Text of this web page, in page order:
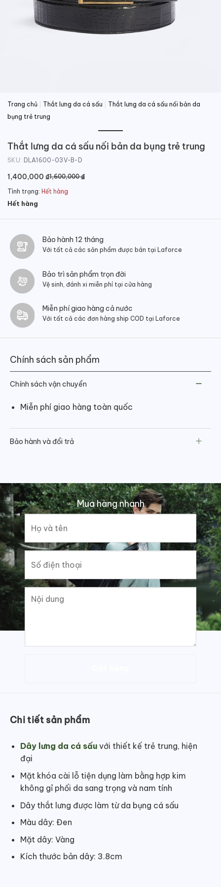
Trang chủ Thắt lưng da cá sấu
Thắt lưng da cá sấu nối bản da
bụng trẻ trung
Thắt lưng da cá sấu nối bản da bụng trẻ trung
SKU: DLA1600-03V-B-D
1,600,000₫
Giá
gốc
là:
1,600,000 ₫.
1,400,000 ₫
Giá
hiện
tại
1,400,000 ₫.
Tình trạng: Hết hàng
Hết hàng
Bảo hành 12 tháng
Với tất cả các sản phẩm được bán tại Laforce
Bảo trì sản phẩm trọn đời
Vệ sinh, đánh xi miễn phí tại cửa hàng
Miễn phí giao hàng cả nước
Với tất cả các đơn hàng ship COD tại Laforce
Chính sách sản phẩm
Chính sách vận chuyển
Miễn phí giao hàng toàn quốc
Bảo hành và đổi trả
Mua hàng nhanh
Chi tiết sản phẩm
Dây lưng da cá sấuvới thiết kế trẻ trung, hiện
đại
Mặt khóa cài lỗ tiện dụng làm bằng hợp kim
không gỉ phối da sang trọng và nam tính
Dây thắt lưng được làm từ da bụng cá sấu
Màu dây: Đen
Mặt dây: Vàng
Kích thước bản dây: 3.8cm